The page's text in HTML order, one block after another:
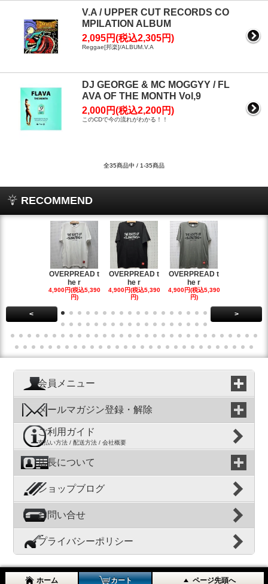
V.A / UPPER CUT RECORDS CO
MPILATION ALBUM
2,095円(税込2,305円)
Reggae[邦楽]/ALBUM.V.A
DJ GEORGE & MC MOGGYY / FL
AVA OF THE MONTH Vol,9
2,000円(税込2,200円)
このCDで今の流れがわかる！！
全35商品中 / 1-35商品
RECOMMEND
OVERPREAD t
he r
4,900円(税込5,390
円)
OVERPREAD t
he r
4,900円(税込5,390
円)
OVERPREAD t
he r
4,900円(税込5,390
円)
< >
会員メニュー
メールマガジン登録・解除
ご利用ガイド
支払い方法 / 配送方法 / 会社概要
店長について
ショップブログ
お問い合せ
プライバシーポリシー
ホーム カート ページ先頭へ